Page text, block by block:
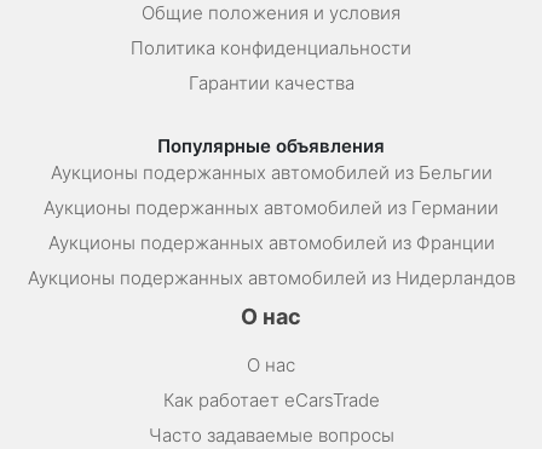
Общие положения и условия
Политика конфиденциальности
Гарантии качества
Популярные объявления
Аукционы подержанных автомобилей из Бельгии
Аукционы подержанных автомобилей из Германии
Аукционы подержанных автомобилей из Франции
Аукционы подержанных автомобилей из Нидерландов
О нас
О нас
Как работает eCarsTrade
Часто задаваемые вопросы